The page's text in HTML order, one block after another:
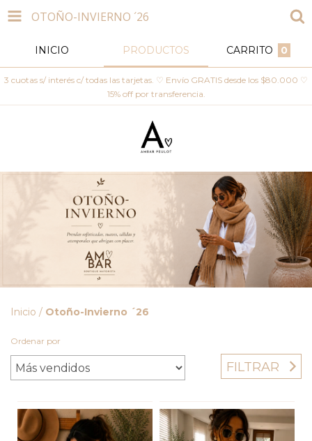
OTOÑO-INVIERNO ´26
INICIO PRODUCTOS CARRITO 0
3 cuotas s/ interés c/ todas las tarjetas. ♡ Envío GRATIS desde los $80.000 ♡
15% off por transferencia.
Inicio / Otoño-Invierno ´26
Ordenar por
FILTRAR